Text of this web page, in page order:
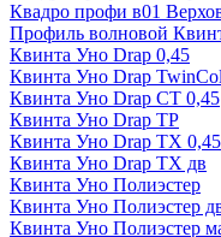
Квадро профи в01
Профиль волновой
Квинта Уно Drap 0,45
Квинта Уно Drap
Квинта Уно Drap СТ 0,45
Квинта Уно Drap ТР
Квинта Уно Drap ТХ 0,45
Квинта Уно Drap ТХ дв
Квинта Уно Полиэстер
Квинта Уно Полиэстер
Квинта Уно Полиэстер